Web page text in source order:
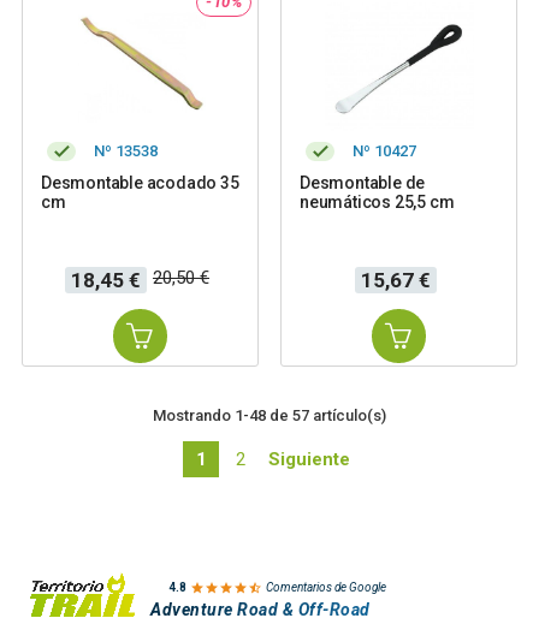
Nº 13538
Desmontable acodado 35
cm
Precio
18,45 €
Precio
base
20,50 €
Nº 10427
Desmontable de
neumáticos 25,5 cm
Precio
15,67 €
Mostrando 1-48 de 57 artículo(s)
1 2 Siguiente
4.8  Comentarios de Google
Adventure Road & Off-Road